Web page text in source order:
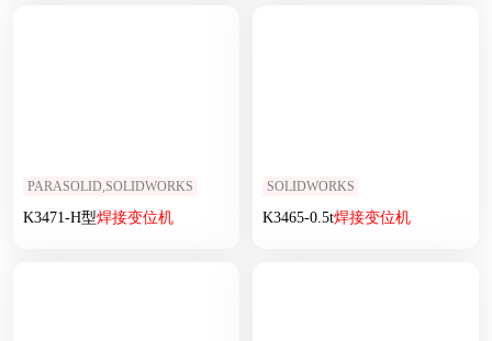
PARASOLID,SOLIDWORKS
K3471-H型焊接变位机
SOLIDWORKS
K3465-0.5t焊接变位机